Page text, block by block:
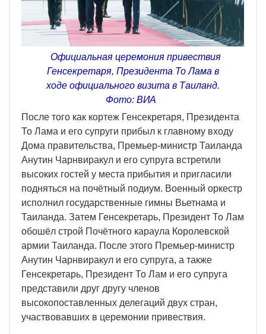
Официальная церемония привествия
Генсекретаря, Президента То Лама в
ходе официального визита в Таиланд.
Фото: ВИА
После того как кортеж Генсекретаря, Президента
То Лама и его супруги прибыл к главному входу
Дома правительства, Премьер-министр Таиланда
Анутин Чарнвиракул и его супруга встретили
высоких гостей у места прибытия и пригласили
подняться на почётный подиум. Военный оркестр
исполнил государственные гимны Вьетнама и
Таиланда. Затем Генсекретарь, Президент То Лам
обошёл строй Почётного караула Королевской
армии Таиланда. После этого Премьер-министр
Анутин Чарнвиракул и его супруга, а также
Генсекретарь, Президент То Лам и его супруга
представили друг другу членов
высокопоставленных делегаций двух стран,
участвовавших в церемонии привествия.